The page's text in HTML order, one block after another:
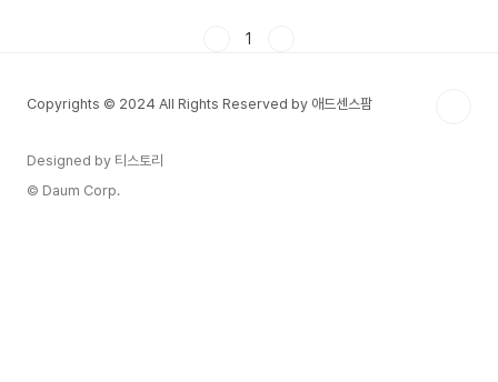
탱글한 낙지의 참맛안산은 공..
1
Copyrights © 2024 All Rights Reserved by 애드센스팜
Designed by 티스토리
© Daum Corp.